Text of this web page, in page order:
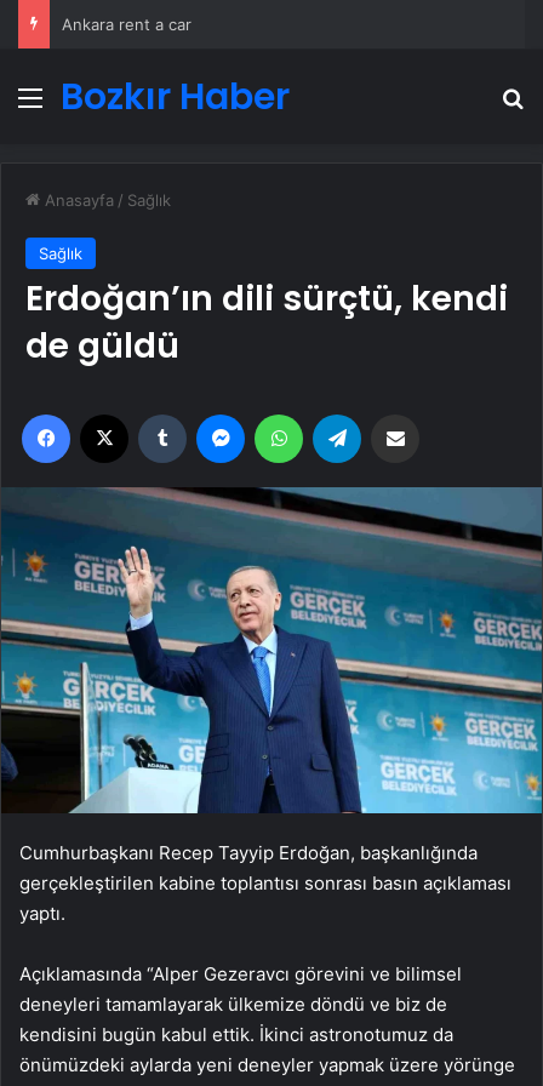
Ankara rent a car
Menü
Bozkır Haber
Anasayfa / Sağlık
Sağlık
Erdoğan’ın dili sürçtü, kendi
de güldü
Facebook Tumblr MessengerWhatsApp
Cumhurbaşkanı Recep Tayyip Erdoğan, başkanlığında
gerçekleştirilen kabine toplantısı sonrası basın açıklaması
yaptı.
Açıklamasında “Alper Gezeravcı görevini ve bilimsel
deneyleri tamamlayarak ülkemize döndü ve biz de
kendisini bugün kabul ettik. İkinci astronotumuz da
önümüzdeki aylarda yeni deneyler yapmak üzere yörünge